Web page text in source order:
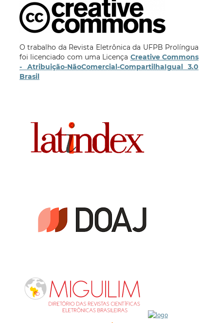
O trabalho da Revista Eletrônica da UFPB Prolíngua
foi licenciado com uma Licença Creative Commons
- Atribuição-NãoComercial-CompartilhaIgual 3.0
Brasil